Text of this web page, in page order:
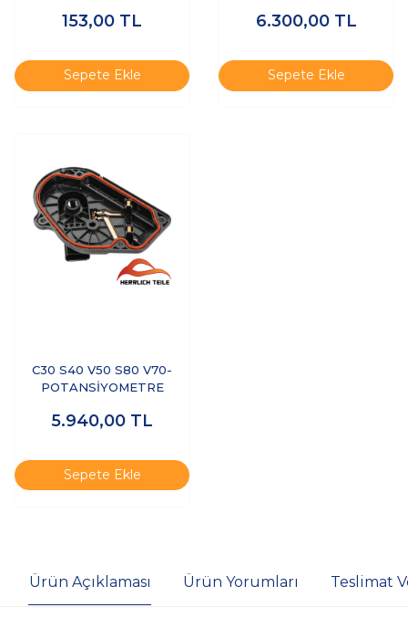
153,00 TL
Sepete Ekle
6.300,00 TL
Sepete Ekle
C30 S40 V50 S80 V70-
POTANSİYOMETRE
5.940,00 TL
Sepete Ekle
Ürün Açıklaması Ürün Yorumları Teslimat